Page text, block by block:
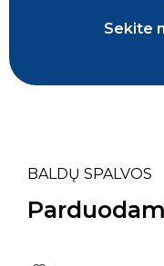
Sekite
BALDŲ SPALVOS